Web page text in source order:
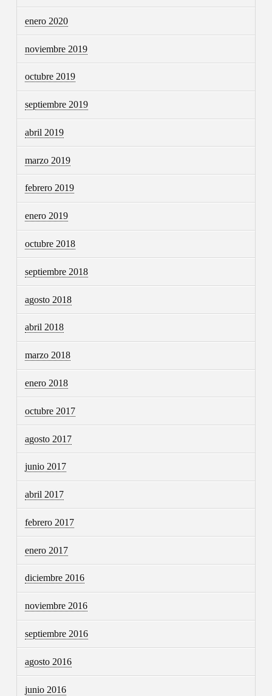
enero 2020
noviembre 2019
octubre 2019
septiembre 2019
abril 2019
marzo 2019
febrero 2019
enero 2019
octubre 2018
septiembre 2018
agosto 2018
abril 2018
marzo 2018
enero 2018
octubre 2017
agosto 2017
junio 2017
abril 2017
febrero 2017
enero 2017
diciembre 2016
noviembre 2016
septiembre 2016
agosto 2016
junio 2016